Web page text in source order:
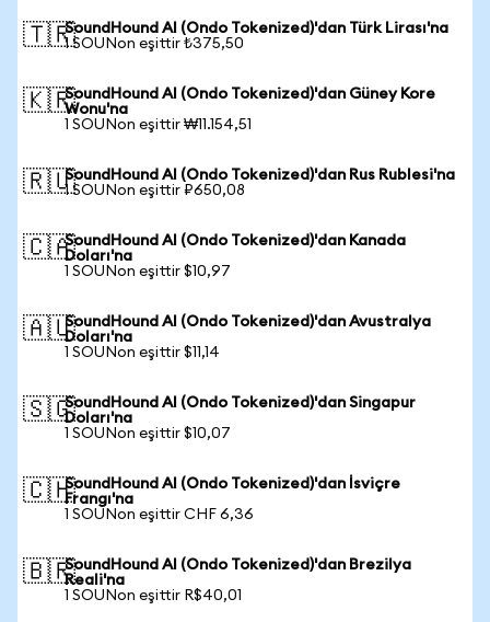
🇹🇷SoundHound AI (Ondo Tokenized)'dan Türk Lirası'na
1 SOUNon eşittir ₺375,50
🇰🇷SoundHound AI (Ondo Tokenized)'dan Güney Kore
Wonu'na
1 SOUNon eşittir ₩11.154,51
🇷🇺SoundHound AI (Ondo Tokenized)'dan Rus Rublesi'na
1 SOUNon eşittir ₽650,08
🇨🇦SoundHound AI (Ondo Tokenized)'dan Kanada
Doları'na
1 SOUNon eşittir $10,97
🇦🇺SoundHound AI (Ondo Tokenized)'dan Avustralya
Doları'na
1 SOUNon eşittir $11,14
🇸🇬SoundHound AI (Ondo Tokenized)'dan Singapur
Doları'na
1 SOUNon eşittir $10,07
🇨🇭SoundHound AI (Ondo Tokenized)'dan İsviçre
Frangı'na
1 SOUNon eşittir CHF 6,36
🇧🇷SoundHound AI (Ondo Tokenized)'dan Brezilya
Reali'na
1 SOUNon eşittir R$40,01